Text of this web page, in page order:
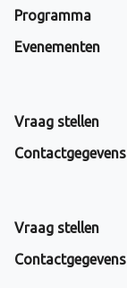
Programma
Evenementen
Vraag stellen
Contactgegevens
Vraag stellen
Contactgegevens